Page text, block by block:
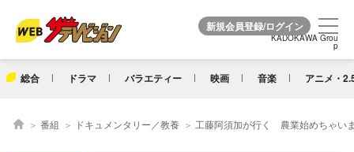
KADOKAWA Grou
p
総合 ドラマ バラエティー 映画 音楽 アニメ・
KADOKAWA Grou
p
番組 ドキュメンタリー／教養 工藤阿須加が行く 農業始めちゃい